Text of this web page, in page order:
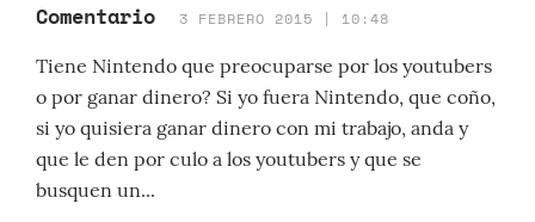
Comentario 3 FEBRERO 2015 | 10:48
Tiene Nintendo que preocuparse por los youtubers
o por ganar dinero? Si yo fuera Nintendo, que coño,
si yo quisiera ganar dinero con mi trabajo, anda y
que le den por culo a los youtubers y que se
busquen un...